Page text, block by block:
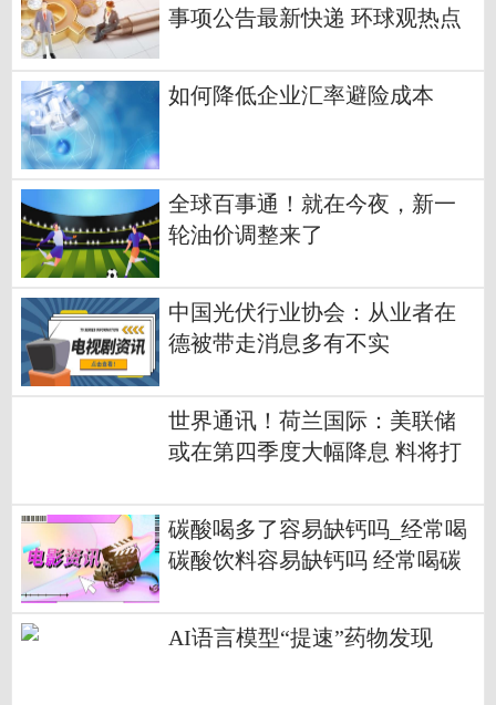
事项公告最新快递 环球观热点
如何降低企业汇率避险成本
全球百事通！就在今夜，新一
轮油价调整来了
中国光伏行业协会：从业者在
德被带走消息多有不实
世界通讯！荷兰国际：美联储
或在第四季度大幅降息 料将打
碳酸喝多了容易缺钙吗_经常喝
碳酸饮料容易缺钙吗 经常喝碳
AI语言模型“提速”药物发现